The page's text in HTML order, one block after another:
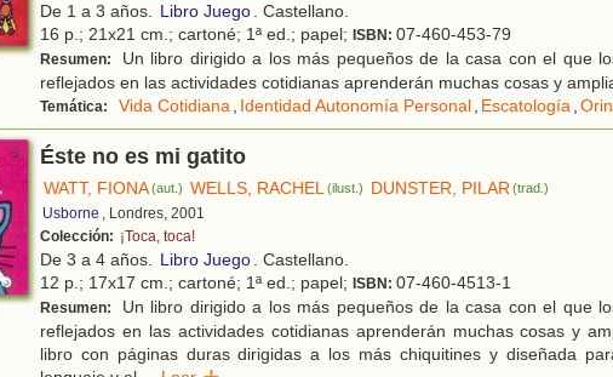
De 1 a 3 años. Libro Juego. Castellano.
16 p.; 21x21 cm.; cartoné; 1ª ed.; papel; ISBN: 07-460-453-79
Resumen:
Un libro dirigido a los más pequeños de la casa con el que
reflejados en las actividades cotidianas aprenderán muchas cosas y
Temática: Vida Cotidiana, Identidad Autonomía Personal, Escatología,
Éste no es mi gatito
WATT, FIONA(aut.) WELLS, RACHEL(ilust.) DUNSTER, PILAR (trad.)
Usborne , Londres, 2001
Colección: ¡Toca, toca!
De 3 a 4 años. Libro Juego. Castellano.
12 p.; 17x17 cm.; cartoné; 1ª ed.; papel; ISBN: 07-460-4513-1
Resumen:
Un libro dirigido a los más pequeños de la casa con el que
reflejados en las actividades cotidianas aprenderán muchas cosas y
libro con páginas duras dirigidas a los más chiquitines y diseñada